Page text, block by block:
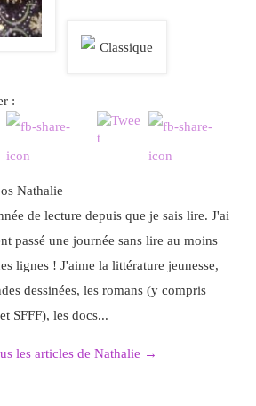
:
Nathalie
de lecture depuis que je sais lire. J'ai
passé une journée sans lire au moins
lignes ! J'aime la littérature jeunesse,
dessinées, les romans (y compris
SFFF), les docs...
les articles de Nathalie →